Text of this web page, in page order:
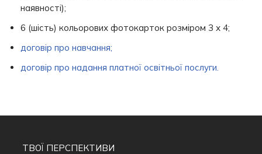
наявності);
6 (шість) кольорових фотокарток розміром 3 х 4;
договір про навчання;
договір про надання платної освітньої послуги.
ТВОЇ ПЕРСПЕКТИВИ